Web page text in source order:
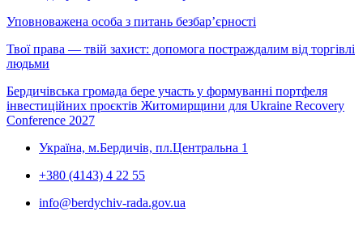
Уповноважена особа з питань безбар’єрності
Твої права — твій захист: допомога постраждалим від торгівлі
людьми
Бердичівська громада бере участь у формуванні портфеля
інвестиційних проєктів Житомирщини для Ukraine Recovery
Conference 2027
Україна, м.Бердичів, пл.Центральна 1
+380 (4143) 4 22 55
info@berdychiv-rada.gov.ua